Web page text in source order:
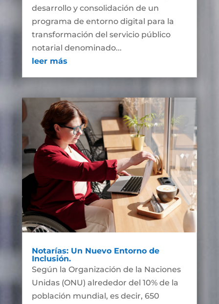
desarrollo y consolidación de un
programa de entorno digital para la
transformación del servicio público
notarial denominado...
leer más
Notarías: Un Nuevo Entorno de
Inclusión.
Según la Organización de la Naciones
Unidas (ONU) alrededor del 10% de la
población mundial, es decir, 650